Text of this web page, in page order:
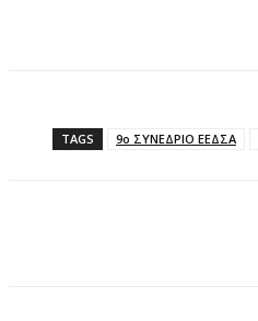
TAGS 9ο ΣΥΝΕΔΡΙΟ ΕΕΔΣΑ